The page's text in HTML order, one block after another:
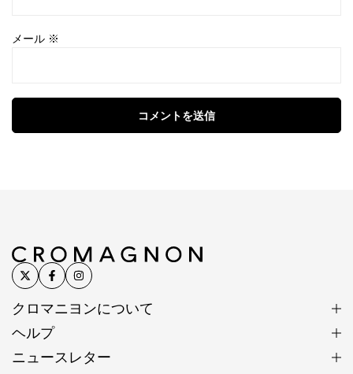
メール ※
コメントを送信
クロマニヨンについて
ヘルプ
ニュースレター